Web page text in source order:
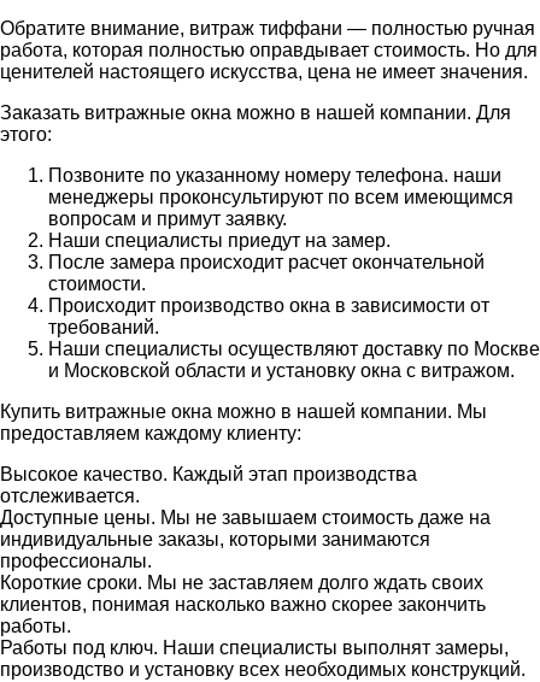
Обратите внимание, витраж тиффани — полностью ручная
работа, которая полностью оправдывает стоимость. Но для
ценителей настоящего искусства, цена не имеет значения.
Заказать витражные окна можно в нашей компании. Для
этого:
Позвоните по указанному номеру телефона. наши
менеджеры проконсультируют по всем имеющимся
вопросам и примут заявку.
Наши специалисты приедут на замер.
После замера происходит расчет окончательной
стоимости.
Происходит производство окна в зависимости от
требований.
Наши специалисты осуществляют доставку по Москве
и Московской области и установку окна с витражом.
Купить витражные окна можно в нашей компании. Мы
предоставляем каждому клиенту:
Высокое качество. Каждый этап производства
отслеживается.
Доступные цены. Мы не завышаем стоимость даже на
индивидуальные заказы, которыми занимаются
профессионалы.
Короткие сроки. Мы не заставляем долго ждать своих
клиентов, понимая насколько важно скорее закончить
работы.
Работы под ключ. Наши специалисты выполнят замеры,
производство и установку всех необходимых конструкций.